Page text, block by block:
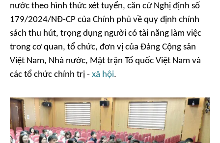
nước theo hình thức xét tuyển, căn cứ Nghị định số
179/2024/NĐ-CP của Chính phủ về quy định chính
sách thu hút, trọng dụng người có tài năng làm việc
trong cơ quan, tổ chức, đơn vị của Đảng Cộng sản
Việt Nam, Nhà nước, Mặt trận Tổ quốc Việt Nam và
các tổ chức chính trị - xã hội.